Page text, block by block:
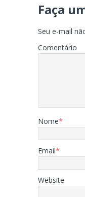
Faça
Seu e-mail
Comentário
Nome*
Email*
Website